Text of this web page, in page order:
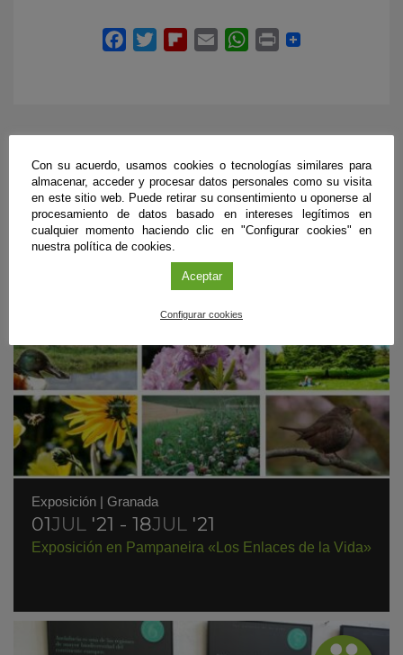
EVENTOS RELACIONADOS
Exposición | Granada
01JUL '21 - 18JUL '21
Exposición en Pampaneira «Los Enlaces de la Vida»
Con su acuerdo, usamos cookies o tecnologías similares para
almacenar, acceder y procesar datos personales como su visita
en este sitio web. Puede retirar su consentimiento u oponerse al
procesamiento de datos basado en intereses legítimos en
cualquier momento haciendo clic en "Configurar cookies" en
nuestra política de cookies.
Aceptar
Configurar cookies